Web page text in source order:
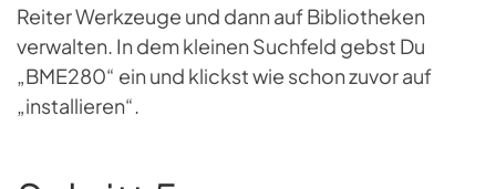
Reiter Werkzeuge und dann auf Bibliotheken
verwalten. In dem kleinen Suchfeld gebst Du
„BME280“ ein und klickst wie schon zuvor auf
„installieren“.